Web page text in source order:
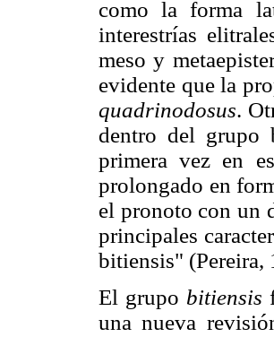
como la forma
interestrías
meso y
evidente que la
quadrinodosus.
dentro del grupo
primera vez en
prolongado en
el pronoto con un
principales
bitiensis" (Pereira,
El grupo bitiensis
una nueva